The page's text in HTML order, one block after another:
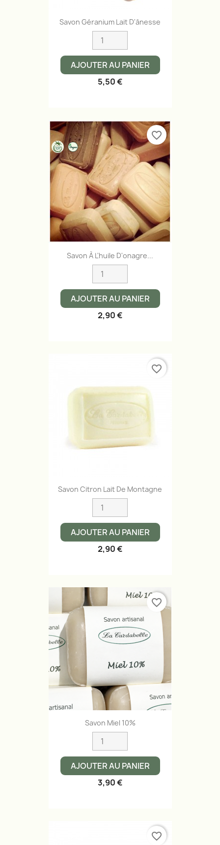
Savon Géranium Lait D'ânesse
AJOUTER AU PANIER
5,50 €
Savon À L'huile D'onagre...
AJOUTER AU PANIER
2,90 €
favorite_border
Savon Citron Lait De Montagne
AJOUTER AU PANIER
2,90 €
favorite_border
Savon Miel 10%
AJOUTER AU PANIER
3,90 €
favorite_border
favorite_border